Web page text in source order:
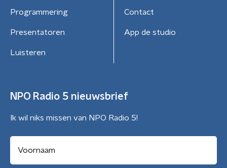
Programmering
Presentatoren
Luisteren
Contact
App de studio
NPO Radio 5 nieuwsbrief
Ik wil niks missen van NPO Radio 5!